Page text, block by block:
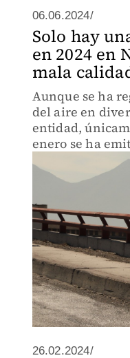
06.06.2024/
Solo hay
en 2024 en
mala
Aunque se ha
del aire en
entidad,
enero se ha
ambiental.
26.02.2024/